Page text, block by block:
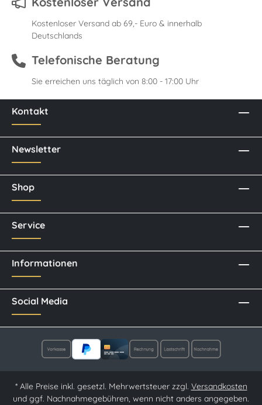
Kostenloser Versand ab 69,- Euro & innerhalb
Deutschlands
Telefonische Beratung
Sie erreichen uns täglich von 8:00 - 17:00 Uhr
Kontakt
Newsletter
Social Media
Shop
Service
Informationen
* Alle Preise inkl. gesetzl. Mehrwertsteuer zzgl. Versandkosten
und ggf. Nachnahmegebühren, wenn nicht anders angegeben.